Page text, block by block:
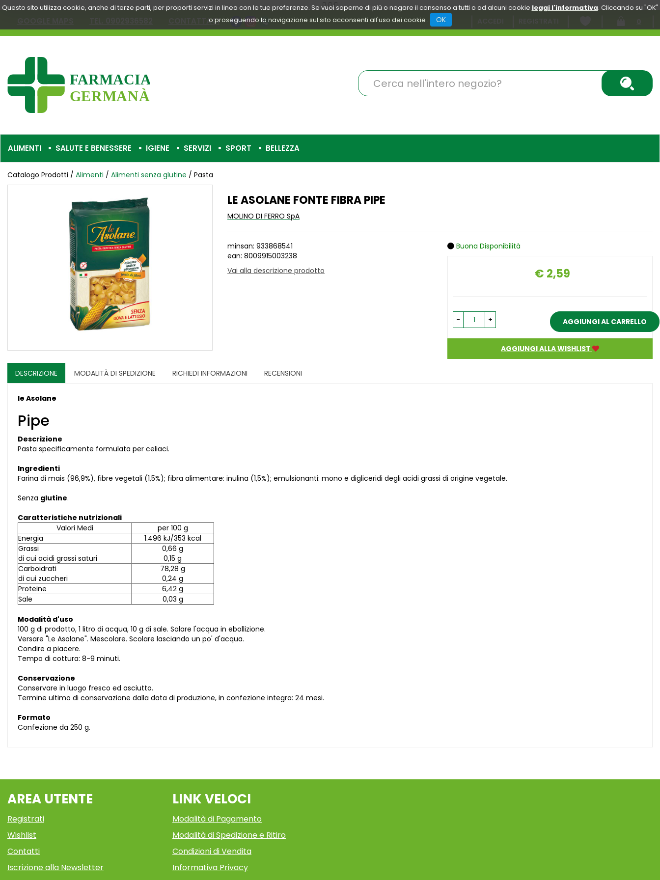
Passa
principale
Questo sito utilizza cookie, anche di terze parti, per proporti servizi in linea con le tue preferenze. Se vuoi saperne di più o negare il consenso a tutti o ad alcuni cookie leggi l'informativa. Cliccando su "OK"
o proseguendo la navigazione sul sito acconsenti all'uso dei cookie .
OK
CONTATTACI
Cerca
Prodotto
ALIMENTI SALUTE E BENESSERE IGIENE SERVIZI SPORT BELLEZZA
Catalogo Prodotti / Alimenti / Alimenti senza glutine / Pasta
LE ASOLANE FONTE FIBRA PIPE
MOLINO DI FERRO SpA
minsan: 933868541
ean: 8009915003238
Vai alla descrizione prodotto
Buona Disponibilità
Prezzo
€ 2,59
- + AGGIUNGI AL CARRELLO
AGGIUNGI ALLA WISHLIST
DESCRIZIONE MODALITÀ DI SPEDIZIONE RICHIEDI INFORMAZIONI RECENSIONI
le Asolane
Pipe
Descrizione
Pasta specificamente formulata per celiaci.
Ingredienti
Farina di mais (96,9%), fibre vegetali (1,5%); fibra alimentare: inulina (1,5%); emulsionanti: mono e digliceridi degli acidi grassi di origine vegetale.
Senza glutine.
Caratteristiche nutrizionali
Valori Medi
per 100 g
Energia
1.496 kJ/353 kcal
Grassi
di cui acidi grassi saturi
0,66 g
0,15 g
Carboidrati
di cui zuccheri
78,28 g
0,24 g
Proteine
6,42 g
Sale
0,03 g
Modalità d'uso
100 g di prodotto, 1 litro di acqua, 10 g di sale. Salare l'acqua in ebollizione.
Versare "Le Asolane". Mescolare. Scolare lasciando un po' d'acqua.
Condire a piacere.
Tempo di cottura: 8-9 minuti.
Conservazione
Conservare in luogo fresco ed asciutto.
Termine ultimo di conservazione dalla data di produzione, in confezione integra: 24 mesi.
Formato
Confezione da 250 g.
AREA UTENTE
Registrati
Wishlist
Contatti
Iscrizione alla Newsletter
LINK VELOCI
Modalità di Pagamento
Modalità di Spedizione e Ritiro
Condizioni di Vendita
Informativa Privacy